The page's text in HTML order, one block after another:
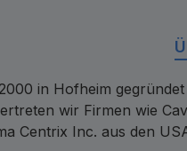
in Hofheim
wir Firmen wie
Centrix Inc. aus den